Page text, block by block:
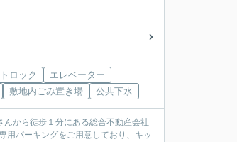
ロック
エレベーター
敷地内ごみ置き場 公共下水
から徒歩１分にある総合不動産会社
用パーキングをご用意しており、キッ